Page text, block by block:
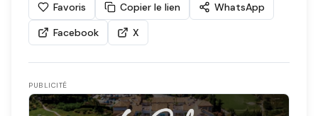
Favoris Copier le lien
WhatsApp
Facebook
X
PUBLICITÉ